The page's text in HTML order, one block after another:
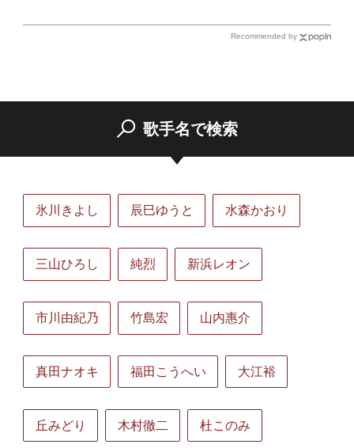
Recommended by
歌手名で検索
氷川きよし 辰巳ゆうと 水森かおり
三山ひろし 純烈 新浜レオン
市川由紀乃 竹島宏 山内惠介
真田ナオキ 福田こうへい 大江裕
丘みどり 木村徹二 杜このみ